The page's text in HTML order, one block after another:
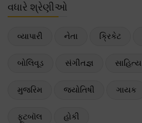
વધારે શ્રેણીઓ
વ્યાપારી નેતા ક્રિકેટ
બોલિવૂડ સંગીતજ્ઞ સાહિત્ય
મુજરિમ જ્યોતિષી ગાયક
ફૂટબૉલ હોકી